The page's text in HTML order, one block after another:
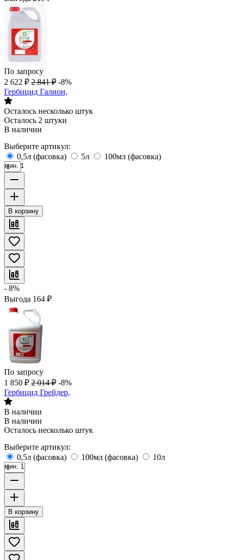
По запросу
2 622 ₽ 2 841 ₽ -8%
Гербицид Галион,
Осталось несколько штук
Осталось 2 штуки
В наличии
Выберите артикул:
0,5л (фасовка)
5л 100мл (фасовка)
мин. 1
В корзину
- 8%
Выгода 164 ₽
По запросу
1 850 ₽ 2 014 ₽ -8%
Гербицид Грейдер,
В наличии
В наличии
Осталось несколько штук
Выберите артикул:
0,5л (фасовка)
100мл (фасовка) 10л
мин. 1
В корзину